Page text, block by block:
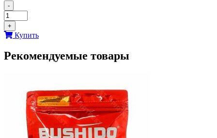
-
+
Купить
Рекомендуемые товары